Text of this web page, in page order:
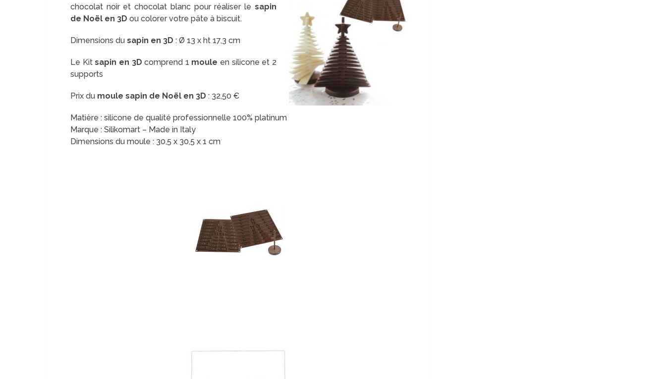
chocolat noir et chocolat blanc pour réaliser le sapin
de Noël en 3D ou colorer votre pâte à biscuit.
Dimensions du sapin en 3D : Ø 13 x ht 17,3 cm
Le Kitsapin en 3D comprend 1 moule en silicone et 2
supports
Prix du moule sapin de Noël en 3D : 32,50 €
Matière : silicone de qualité professionnelle 100% platinum
Marque : Silikomart – Made in Italy
Dimensions du moule : 30,5 x 30,5 x 1 cm